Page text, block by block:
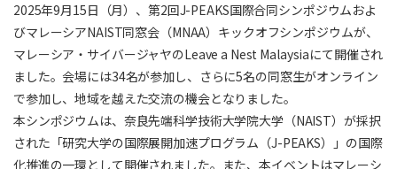
2025年9月15日（月）、第2回J-PEAKS国際合同シンポジウムおよ
びマレーシアNAIST同窓会（MNAA）キックオフシンポジウムが、
マレーシア・サイバージャヤのLeave a Nest Malaysiaにて開催され
ました。会場には34名が参加し、さらに5名の同窓生がオンライン
で参加し、地域を越えた交流の機会となりました。
本シンポジウムは、奈良先端科学技術大学院大学（NAIST）が採択
された「研究大学の国際展開加速プログラム（J-PEAKS）」の国際
化推進の一環として開催されました。また、本イベントはマレーシ